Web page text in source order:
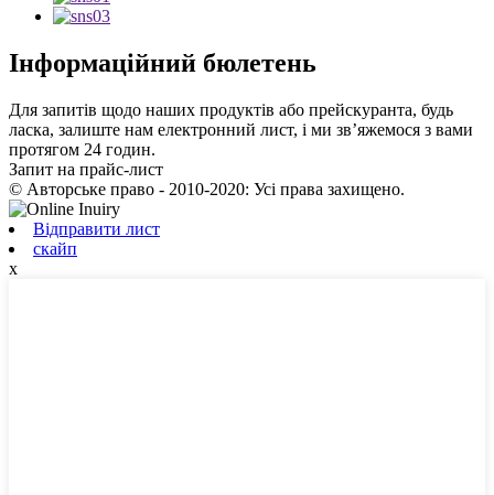
Інформаційний бюлетень
Для запитів щодо наших продуктів або прейскуранта, будь
ласка, залиште нам електронний лист, і ми зв’яжемося з вами
протягом 24 годин.
Запит на прайс-лист
© Авторське право - 2010-2020: Усі права захищено.
Відправити лист
скайп
x